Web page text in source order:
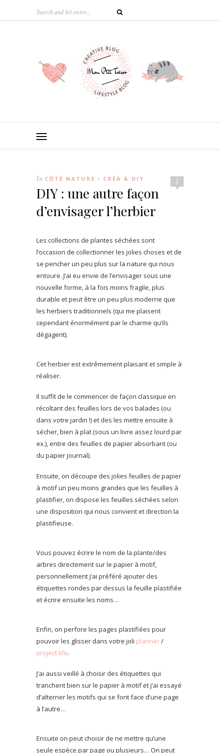
2
In CÔTÉ NATURE / CRÉA & DIY
DIY : une autre façon
d’envisager l’herbier
Les collections de plantes séchées sont
l’occasion de collectionner les jolies choses et de
se pencher un peu plus sur la nature qui nous
entoure. J’ai eu envie de l’envisager sous une
nouvelle forme, à la fois moins fragile, plus
durable et peut être un peu plus moderne que
les herbiers traditionnels (qui me plaisent
cependant énormément par le charme qu’ils
dégagent).
Cet herbier est extrêmement plaisant et simple à
réaliser.
Il suffit de le commencer de façon classique en
récoltant des feuilles lors de vos balades (ou
dans votre jardin !) et des les mettre ensuite à
sécher, bien à plat (sous un livre assez lourd par
ex.), entre des feuilles de papier absorbant (ou
du papier journal).
Ensuite, on découpe des jolies feuilles de papier
à motif un peu moins grandes que les feuilles à
plastifier, on dispose les feuilles séchées selon
une disposition qui nous convient et direction la
plastifieuse.
Vous pouvez écrire le nom de la plante/des
arbres directement sur le papier à motif,
personnellement j’ai préféré ajouter des
étiquettes rondes par dessus la feuille plastifiée
et écrire ensuite les noms…
Enfin, on perfore les pages plastifiées pour
pouvoir les glisser dans votre joli planner/
project life.
J’ai aussi veillé à choisir des étiquettes qui
tranchent bien sur le papier à motif et j’ai essayé
d’alterner les motifs qui se font face d’une page
à l’autre…
Ensuite on peut choisir de ne mettre qu’une
seule espèce par page ou plusieurs… On peut